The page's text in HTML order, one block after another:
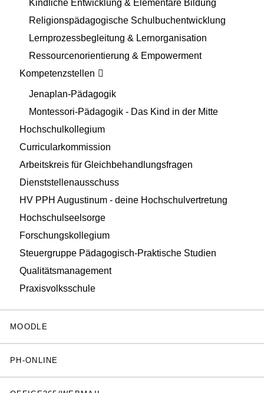
Kindliche Entwicklung & Elementare Bildung
Religionspädagogische Schulbuchentwicklung
Lernprozessbegleitung & Lernorganisation
Ressourcenorientierung & Empowerment
Kompetenzstellen
Jenaplan-Pädagogik
Montessori-Pädagogik - Das Kind in der Mitte
Hochschulkollegium
Curricularkommission
Arbeitskreis für Gleichbehandlungsfragen
Dienststellenausschuss
HV PPH Augustinum - deine Hochschulvertretung
Hochschulseelsorge
Forschungskollegium
Steuergruppe Pädagogisch-Praktische Studien
Qualitätsmanagement
Praxisvolksschule
MOODLE
PH-ONLINE